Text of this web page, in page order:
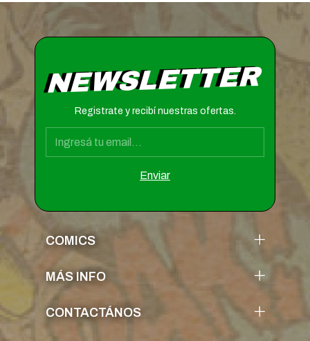
NEWSLETTER
Registrate y recibí nuestras ofertas.
COMICS
MÁS INFO
CONTACTÁNOS